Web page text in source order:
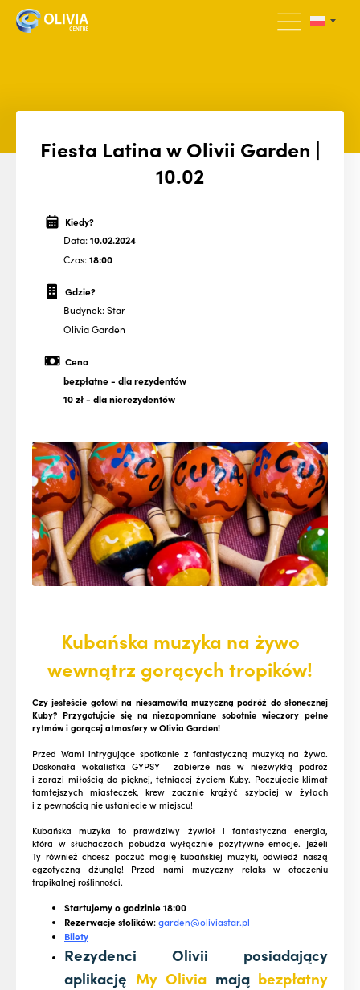
Fiesta Latina w Olivii Garden |
10.02
Kiedy?
Data:10.02.2024
Czas:18:00
Gdzie?
Budynek: Star
Olivia Garden
Cena
bezpłatne- dla rezydentów
10 zł- dla nierezydentów
Kubańska muzyka na żywo
wewnątrz gorących tropików!
Czy jesteście gotowi na niesamowitą muzyczną podróż do słonecznej
Kuby? Przygotujcie się na niezapomniane sobotnie wieczory pełne
rytmów i gorącej atmosfery w Olivia Garden!
Przed Wami intrygujące spotkanie z fantastyczną muzyką na żywo.
Doskonała wokalistka GYPSY zabierze nas w niezwykłą podróż
i zarazi miłością do pięknej, tętniącej życiem Kuby. Poczujecie klimat
tamtejszych miasteczek, krew zacznie krążyć szybciej w żyłach
i z pewnością nie ustaniecie w miejscu!
Kubańska muzyka to prawdziwy żywioł i fantastyczna energia,
która w słuchaczach pobudza wyłącznie pozytywne emocje. Jeżeli
Ty również chcesz poczuć magię kubańskiej muzyki, odwiedź naszą
egzotyczną dżunglę! Przed nami muzyczny relaks w otoczeniu
tropikalnej roślinności.
Startujemy o godzinie 18:00
Rezerwacje stolików:garden@oliviastar.pl
Bilety
Rezydenci Olivii posiadający
aplikację My Olivia mają bezpłatny